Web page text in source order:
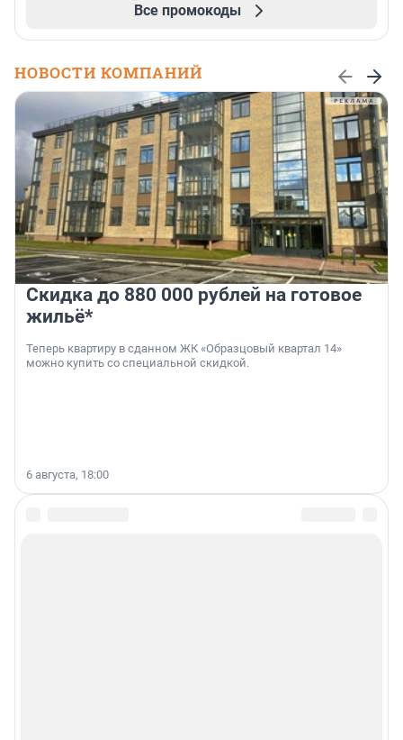
Все промокоды
НОВОСТИ КОМПАНИЙ
Скидка до 880 000 рублей на готовое
жильё*
Теперь квартиру в сданном ЖК «Образцовый квартал 14»
можно купить со специальной скидкой.
6 августа, 18:00